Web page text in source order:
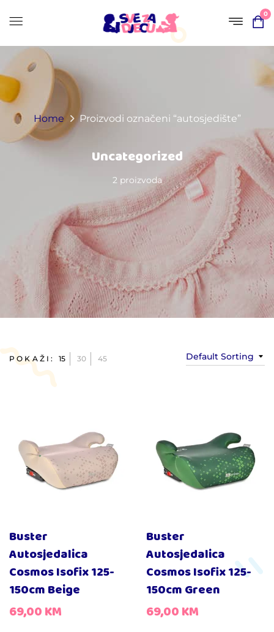
0
Home Proizvodi označeni “autosjedište”
Uncategorized
2 proizvoda
Default Sorting
POKAŽI: 15 30 45
Buster
Autosjedalica
Cosmos Isofix 125-
150cm Beige
69,00KM
Buster
Autosjedalica
Cosmos Isofix 125-
150cm Green
69,00KM